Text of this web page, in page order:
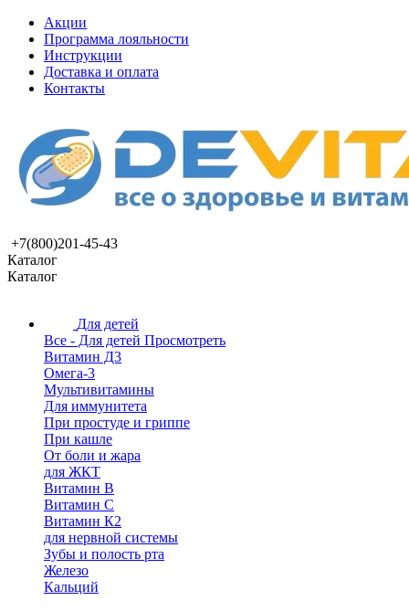
Акции
Программа лояльности
Инструкции
Доставка и оплата
Контакты
+7(800)201-45-43
Каталог
Каталог
Для детей
Все - Для детей Просмотреть
Витамин Д3
Омега-3
Мультивитамины
Для иммунитета
При простуде и гриппе
При кашле
От боли и жара
для ЖКТ
Витамин В
Витамин С
Витамин К2
для нервной системы
Зубы и полость рта
Железо
Кальций